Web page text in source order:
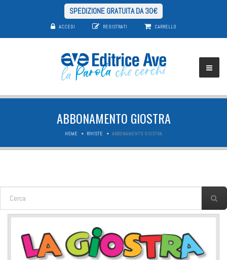
SPEDIZIONE GRATUITA DA 30€
ACCEDI REGISTRATI CARRELLO
ABBONAMENTO GIOSTRA
HOME RIVISTE ABBONAMENTO GIOSTRA
FORM DI RICERCA